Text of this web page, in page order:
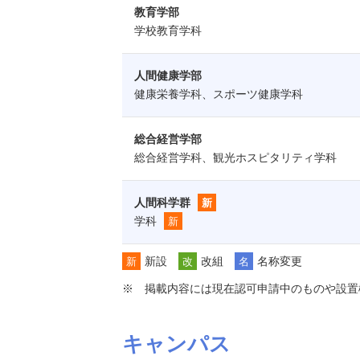
教育学部
学校教育学科
人間健康学部
健康栄養学科、スポーツ健康学科
総合経営学部
総合経営学科、観光ホスピタリティ学科
人間科学群 新
学科 新
新 新設 改 改組 名 名称変更
掲載内容には現在認可申請中のものや設
キャンパス